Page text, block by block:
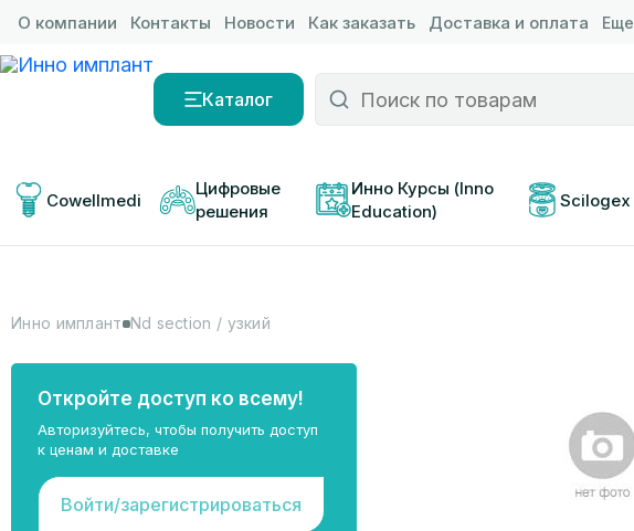
О компании Контакты Новости Как заказать Доставка и оплата Еще
Каталог
Cowellmedi
Цифровые
решения
Инно Курсы (Inno
Education)
Scilogex
Инно имплант Nd section / узкий
Откройте доступ ко всему!
Авторизуйтесь, чтобы получить доступ
к ценам и доставке
Войти/зарегистрироваться